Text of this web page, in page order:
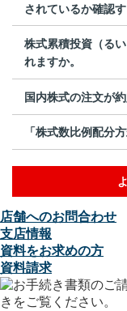
されているか確認
株式累積投資（る
れますか。
国内株式の注文が
「株式数比例配分
店舗へのお問合わせ
支店情報
資料をお求めの方
資料請求